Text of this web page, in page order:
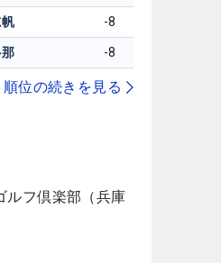
-8
-8
順位の続きを見る
ルフ倶楽部（兵庫